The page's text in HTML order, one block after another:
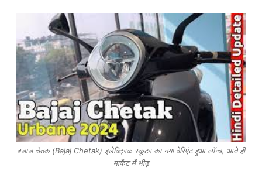
बजाज चेतक (Bajaj Chetak) इलेक्ट्रिक स्कूटर का नया वेरिएंट हुआ लॉन्च, आते ही
मार्केट में भीड़